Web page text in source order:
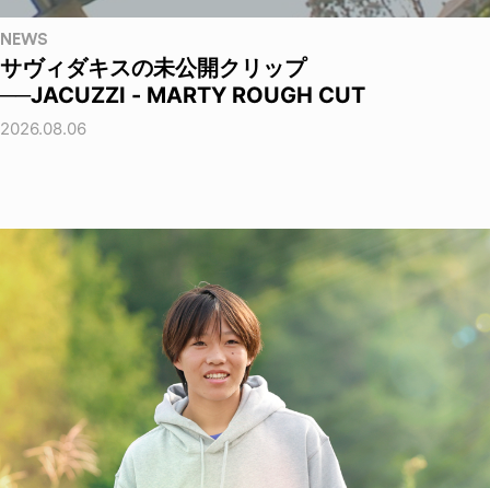
NEWS
サヴィダキスの未公開クリップ
──JACUZZI - MARTY ROUGH CUT
2026.08.06